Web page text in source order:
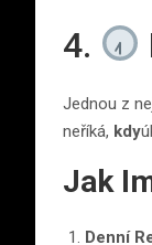
4.
Jednou z
neříká, kdy
Jak
Denní